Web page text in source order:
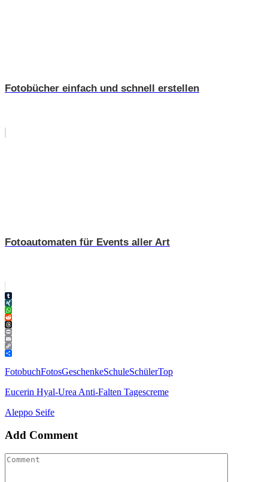
Fotobücher einfach und schnell erstellen
Fotoautomaten für Events aller Art
Tumblr
XING
WhatsApp
Reddit
Threads
Print
Email
Copy
Link
Teilen
FotobuchFotosGeschenkeSchuleSchülerTop
Eucerin Hyal-Urea Anti-Falten Tagescreme
Aleppo Seife
Add Comment